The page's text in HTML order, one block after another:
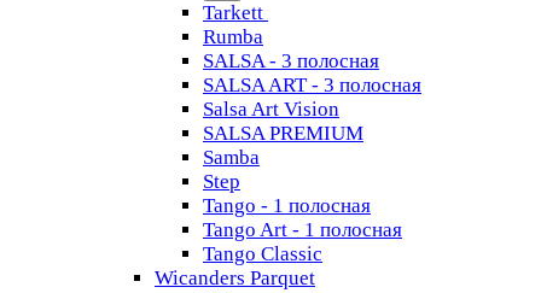
Tarkett
Rumba
SALSA - 3 полосная
SALSA ART - 3 полосная
Salsa Art Vision
SALSA PREMIUM
Samba
Step
Tango - 1 полосная
Tango Art - 1 полосная
Tango Classiс
Wicanders Parquet